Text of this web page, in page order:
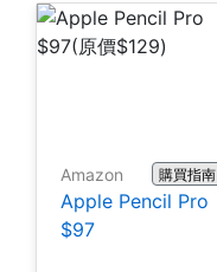
Amazon 購買指南
Apple Pencil Pro
$97